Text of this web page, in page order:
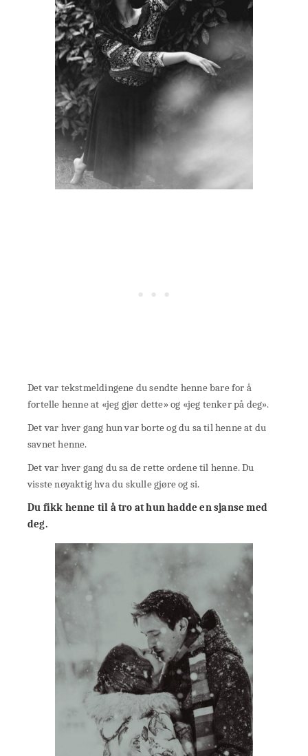
Det var tekstmeldingene du sendte henne bare for å
fortelle henne at «jeg gjør dette» og «jeg tenker på deg».
Det var hver gang hun var borte og du sa til henne at du
savnet henne.
Det var hver gang du sa de rette ordene til henne. Du
visste nøyaktig hva du skulle gjøre og si.
Du fikk henne til å tro at hun hadde en sjanse med
deg.